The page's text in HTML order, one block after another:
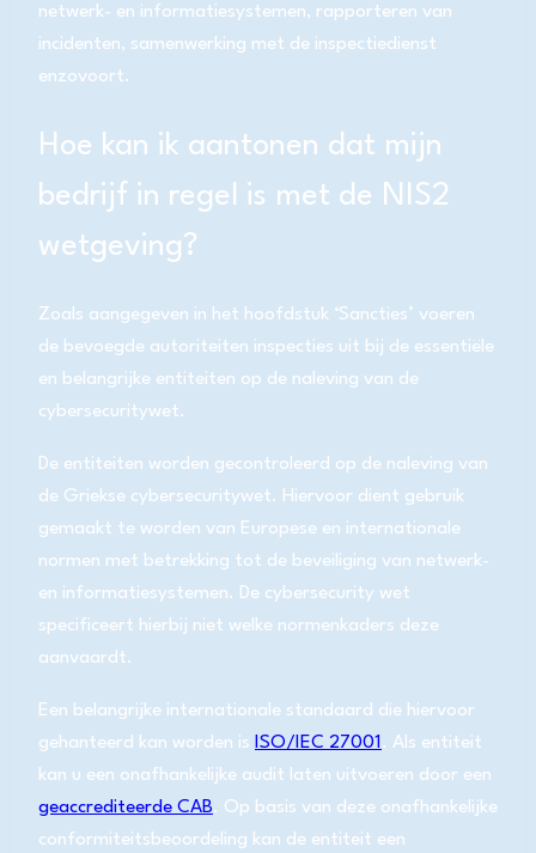
netwerk- en informatiesystemen, rapporteren van
incidenten, samenwerking met de inspectiedienst
enzovoort.
Hoe kan ik aantonen dat mijn
bedrijf in regel is met de NIS2
wetgeving?
Zoals aangegeven in het hoofdstuk ‘Sancties’ voeren
de bevoegde autoriteiten inspecties uit bij de essentiële
en belangrijke entiteiten op de naleving van de
cybersecuritywet.
De entiteiten worden gecontroleerd op de naleving van
de Griekse cybersecuritywet. Hiervoor dient gebruik
gemaakt te worden van Europese en internationale
normen met betrekking tot de beveiliging van netwerk-
en informatiesystemen. De cybersecurity wet
specificeert hierbij niet welke normenkaders deze
aanvaardt.
Een belangrijke internationale standaard die hiervoor
gehanteerd kan worden is ISO/IEC 27001. Als entiteit
kan u een onafhankelijke audit laten uitvoeren door een
geaccrediteerde CAB. Op basis van deze onafhankelijke
conformiteitsbeoordeling kan de entiteit een